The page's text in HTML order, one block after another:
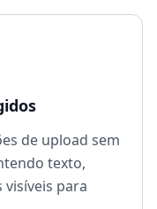
de upload sem
texto,
visíveis para